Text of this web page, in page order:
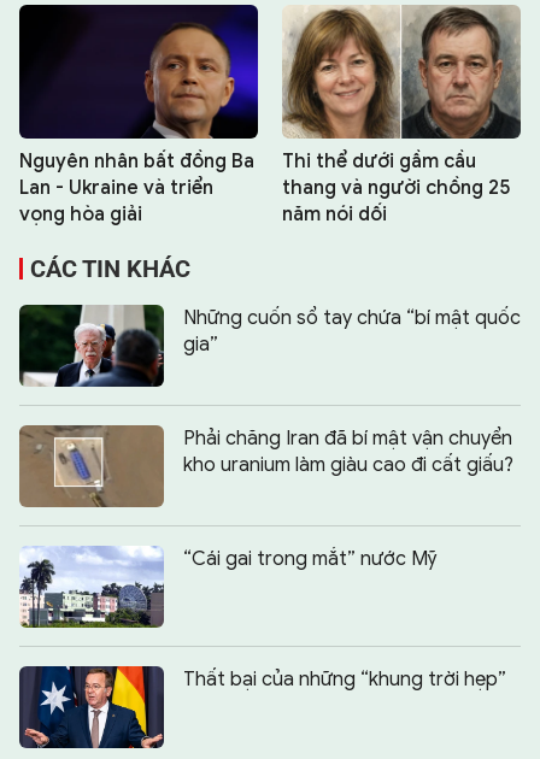
Nguyên nhân bất đồng Ba
Lan - Ukraine và triển
vọng hòa giải
Thi thể dưới gầm cầu
thang và người chồng 25
năm nói dối
CÁC TIN KHÁC
Những cuốn sổ tay chứa “bí mật quốc
gia”
Phải chăng Iran đã bí mật vận chuyển
kho uranium làm giàu cao đi cất giấu?
“Cái gai trong mắt” nước Mỹ
Thất bại của những “khung trời hẹp”